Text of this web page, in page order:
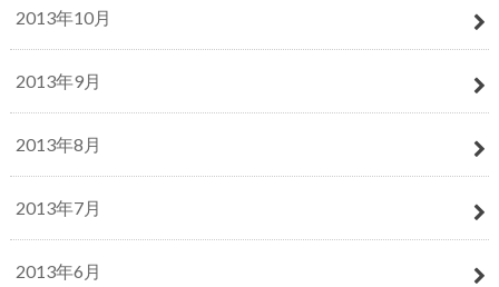
2013年10月
2013年9月
2013年8月
2013年7月
2013年6月